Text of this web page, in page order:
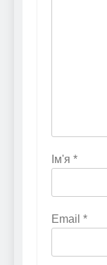
Ім'я *
Email *